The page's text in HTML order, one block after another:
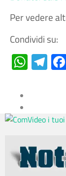
Per vedere
Condividi su: